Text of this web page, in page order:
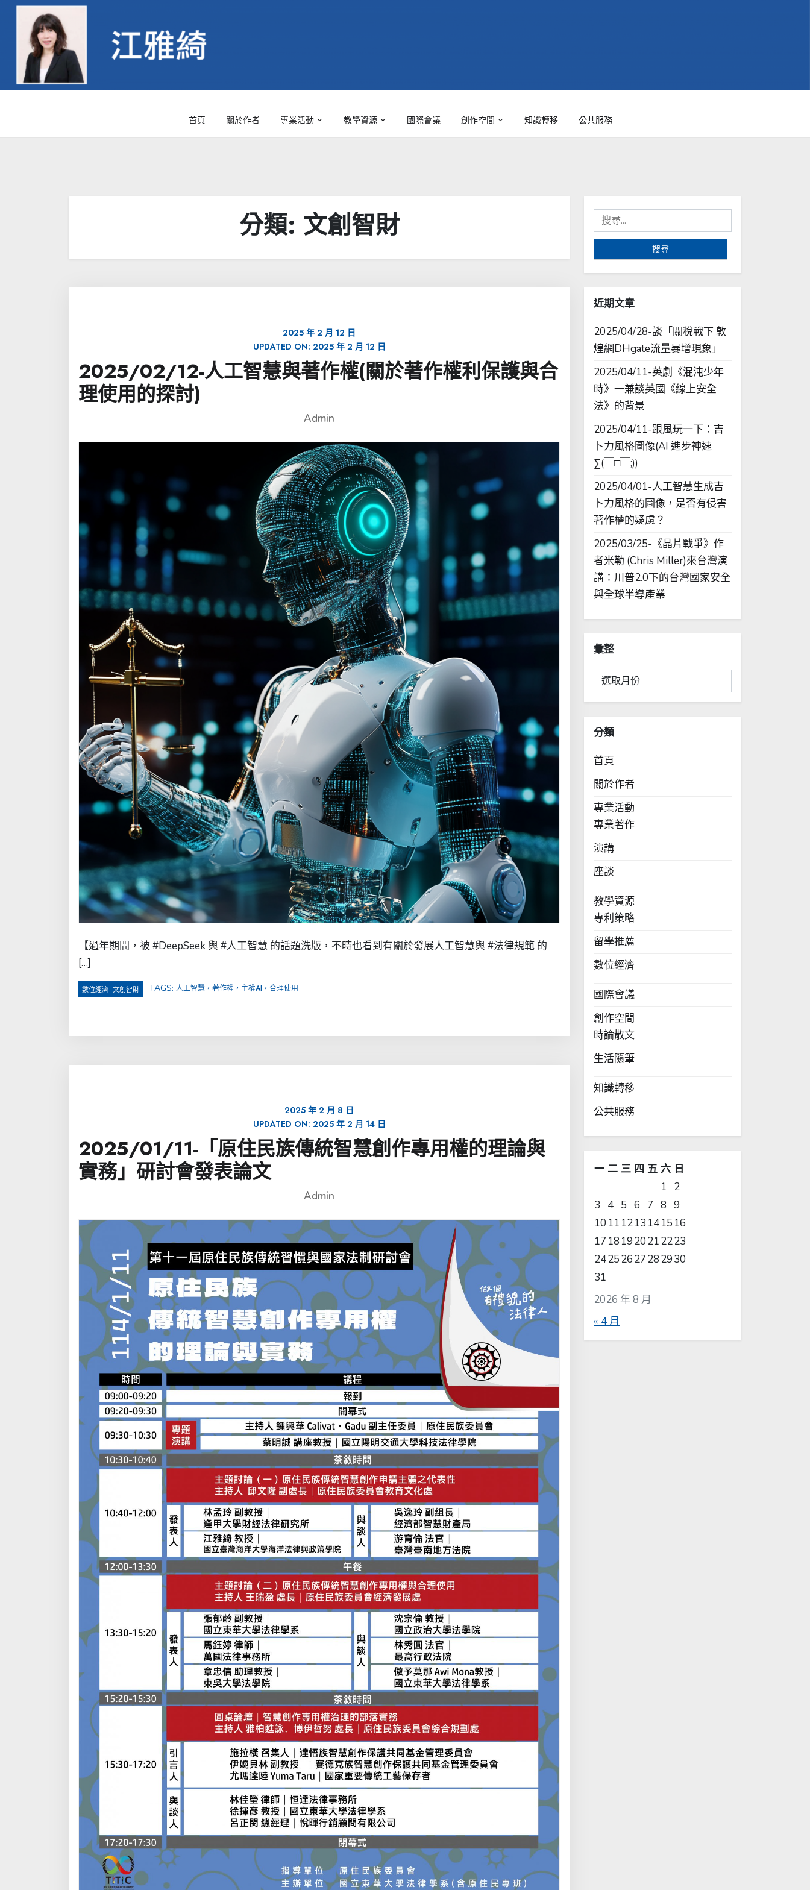
Skip
content
首頁 關於作者 專業活動 教學資源 國際會議 創作空間 知識轉移 公共服務
分類: 文創智財
2025 年 2 月 12 日
UPDATED ON: 2025 年 2 月 12 日
2025/02/12-人工智慧與著作權(關於著作權利保護與合
理使用的探討)
Admin
【過年期間，被 #DeepSeek 與 #人工智慧 的話題洗版，不時也看到有關於發展人工智慧與 #法律規範 的
[…]
數位經濟 文創智財 TAGS: 人工智慧，著作權，主權AI，合理使用
2025 年 2 月 8 日
UPDATED ON: 2025 年 2 月 14 日
2025/01/11-「原住民族傳統智慧創作專用權的理論與
實務」研討會發表論文
Admin
搜
尋
近期文章
2025/04/28-談「關稅戰下 敦
煌網DHgate流量暴增現象」
2025/04/11-英劇《混沌少年
時》一兼談英國《線上安全
法》的背景
2025/04/11-跟風玩一下：吉
卜力風格圖像(AI 進步神速
∑(￣□￣;))
2025/04/01-人工智慧生成吉
卜力風格的圖像，是否有侵害
著作權的疑慮？
2025/03/25-《晶片戰爭》作
者米勒 (Chris Miller)來台灣演
講：川普2.0下的台灣國家安全
與全球半導產業
彙整
彙
整
分類
首頁
關於作者
專業活動
專業著作
演講
座談
教學資源
專利策略
留學推薦
數位經濟
國際會議
創作空間
時論散文
生活隨筆
知識轉移
公共服務
2026 年 8 月
一 二 三 四 五 六 日
1
2
3
4 5 6 7 8 9
10 11 1213 1415 16
17 18 1920212223
24252627282930
31
« 4 月